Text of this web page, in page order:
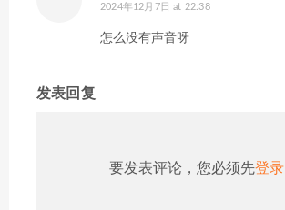
2024年12月7日 at 22:38
怎么没有声音呀
发表回复
要发表评论，您必须先登录